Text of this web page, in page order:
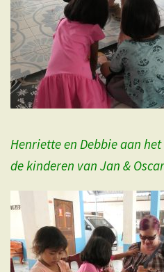
Henriette en Debbie aan
de kinderen van Jan &